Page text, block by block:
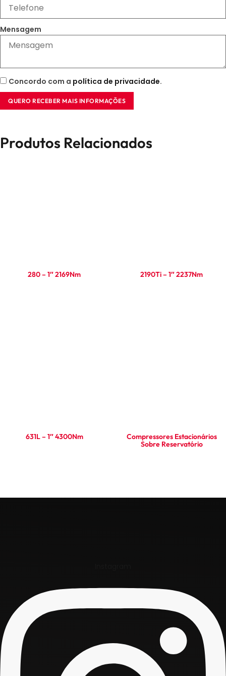
Mensagem
Concordo com a política de privacidade.
QUERO RECEBER MAIS INFORMAÇÕES
Produtos Relacionados
280 – 1″ 2169Nm 2190Ti – 1″ 2237Nm
631L – 1″ 4300Nm
Compressores Estacionários
Sobre Reservatório